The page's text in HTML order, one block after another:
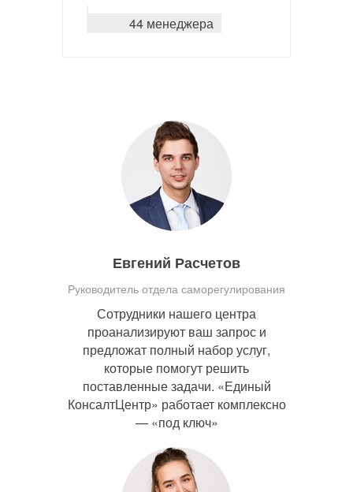
44 менеджера
Евгений Расчетов
Руководитель отдела саморегулирования
Сотрудники нашего центра
проанализируют ваш запрос и
предложат полный набор услуг,
которые помогут решить
поставленные задачи. «Единый
КонсалтЦентр» работает комплексно
— «под ключ»